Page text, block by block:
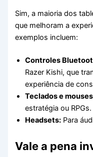
Sim, a maioria dos
que melhoram a
exemplos incluem:
Controles
Razer Kishi, que
experiência de
Teclados e
estratégia ou RPGs.
Headsets: Para
Vale a pena